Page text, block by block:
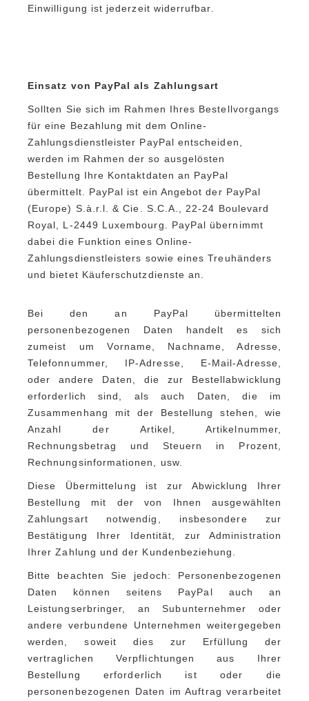
Einwilligung ist jederzeit widerrufbar.
Einsatz von PayPal als Zahlungsart
Sollten Sie sich im Rahmen Ihres Bestellvorgangs
für eine Bezahlung mit dem Online-
Zahlungsdienstleister PayPal entscheiden,
werden im Rahmen der so ausgelösten
Bestellung Ihre Kontaktdaten an PayPal
übermittelt. PayPal ist ein Angebot der PayPal
(Europe) S.à.r.l. & Cie. S.C.A., 22-24 Boulevard
Royal, L-2449 Luxembourg. PayPal übernimmt
dabei die Funktion eines Online-
Zahlungsdienstleisters sowie eines Treuhänders
und bietet Käuferschutzdienste an.
Bei den an PayPal übermittelten
personenbezogenen Daten handelt es sich
zumeist um Vorname, Nachname, Adresse,
Telefonnummer, IP-Adresse, E-Mail-Adresse,
oder andere Daten, die zur Bestellabwicklung
erforderlich sind, als auch Daten, die im
Zusammenhang mit der Bestellung stehen, wie
Anzahl der Artikel, Artikelnummer,
Rechnungsbetrag und Steuern in Prozent,
Rechnungsinformationen, usw.
Diese Übermittelung ist zur Abwicklung Ihrer
Bestellung mit der von Ihnen ausgewählten
Zahlungsart notwendig, insbesondere zur
Bestätigung Ihrer Identität, zur Administration
Ihrer Zahlung und der Kundenbeziehung.
Bitte beachten Sie jedoch: Personenbezogenen
Daten können seitens PayPal auch an
Leistungserbringer, an Subunternehmer oder
andere verbundene Unternehmen weitergegeben
werden, soweit dies zur Erfüllung der
vertraglichen Verpflichtungen aus Ihrer
Bestellung erforderlich ist oder die
personenbezogenen Daten im Auftrag verarbeitet